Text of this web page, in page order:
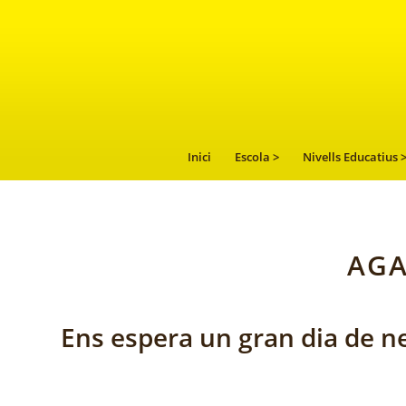
Inici Escola > Nivells Educatius >
Ens espera un gran dia de